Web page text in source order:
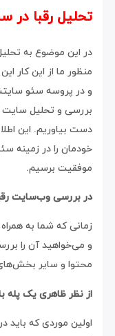
تحلیل رقبا در
در این موضوع به
منظور ما از این کار
و در پروسه سئو
بررسی و تحلیل سایت
دست بیاوریم. این
خودمان را در زمینه
موفقیت برسیم.
در بررسی وب‌سایت
زمانی که شما به
و می‌خواهید آن را
محتوا و سایر
از نظر ظاهری یک پله
اولین موردی که